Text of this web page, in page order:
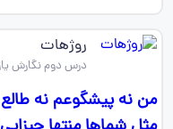
روژهات
درس دوم نگارش
من نه پیشگوعم نه